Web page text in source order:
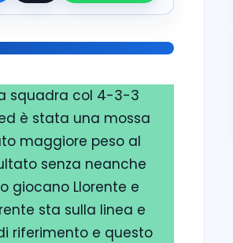
squadra col 4-3-3
è stata una mossa
maggiore peso al
senza neanche
giocano Llorente e
sta sulla linea e
riferimento e questo